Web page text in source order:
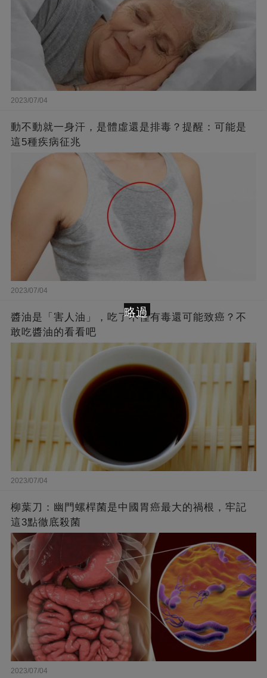
2023/07/04
動不動就一身汗，是體虛還是排毒？提醒：可能是
這5種疾病征兆
2023/07/04
醬油是「害人油」，吃了不僅有毒還可能致癌？不
敢吃醬油的看看吧
2023/07/04
柳葉刀：幽門螺桿菌是中國胃癌最大的禍根，牢記
這3點徹底殺菌
2023/07/04
略過